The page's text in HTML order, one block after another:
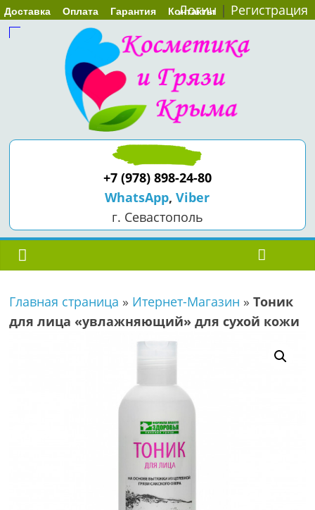
Доставка Оплата Гарантия Контакты
Логин | Регистрация
+7 (978) 898-24-80
WhatsApp,Viber
г. Севастополь
Главная страница » Итернет-Магазин »Тоник
для лица «увлажняющий» для сухой кожи